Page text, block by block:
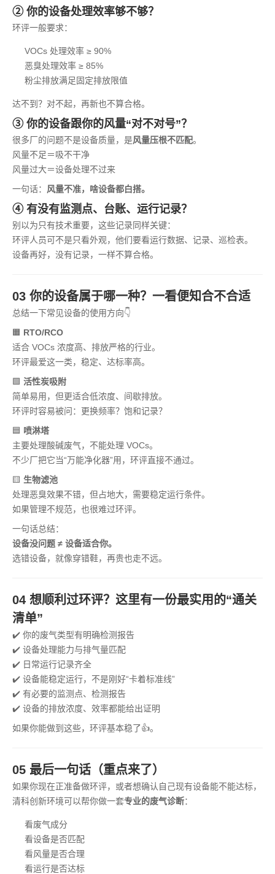
② 你的设备处理效率够不够？
环评一般要求：
VOCs 处理效率 ≥ 90%
恶臭处理效率 ≥ 85%
粉尘排放满足固定排放限值
达不到？对不起，再新也不算合格。
③ 你的设备跟你的风量“对不对号”？
很多厂的问题不是设备质量，是风量压根不匹配。
风量不足＝吸不干净
风量过大＝设备处理不过来
一句话： 风量不准，啥设备都白搭。
④ 有没有监测点、台账、运行记录？
别以为只有技术重要，这些记录同样关键：
环评人员可不是只看外观，他们要看运行数据、记录、巡检表。
设备再好，没有记录，一样不算合格。
03 你的设备属于哪一种？一看便知合不合适
总结一下常见设备的使用方向👇
🟧 RTO/RCO
适合 VOCs 浓度高、排放严格的行业。
环评最爱这一类，稳定、达标率高。
🟩 活性炭吸附
简单易用，但更适合低浓度、间歇排放。
环评时容易被问：更换频率？饱和记录？
🟦 喷淋塔
主要处理酸碱废气，不能处理 VOCs。
不少厂把它当“万能净化器”用，环评直接不通过。
🟨 生物滤池
处理恶臭效果不错，但占地大，需要稳定运行条件。
如果管理不规范，也很难过环评。
一句话总结：
设备没问题 ≠ 设备适合你。
选错设备，就像穿错鞋，再贵也走不远。
04 想顺利过环评？这里有一份最实用的“通关
清单”
✔️ 你的废气类型有明确检测报告
✔️ 设备处理能力与排气量匹配
✔️ 日常运行记录齐全
✔️ 设备能稳定运行，不是刚好“卡着标准线”
✔️ 有必要的监测点、检测报告
✔️ 设备的排放浓度、效率都能给出证明
如果你能做到这些，环评基本稳了👍。
05 最后一句话（重点来了）
如果你现在正准备做环评，或者想确认自己现有设备能不能达标，
清科创新环境可以帮你做一套专业的废气诊断：
看废气成分
看设备是否匹配
看风量是否合理
看运行是否达标